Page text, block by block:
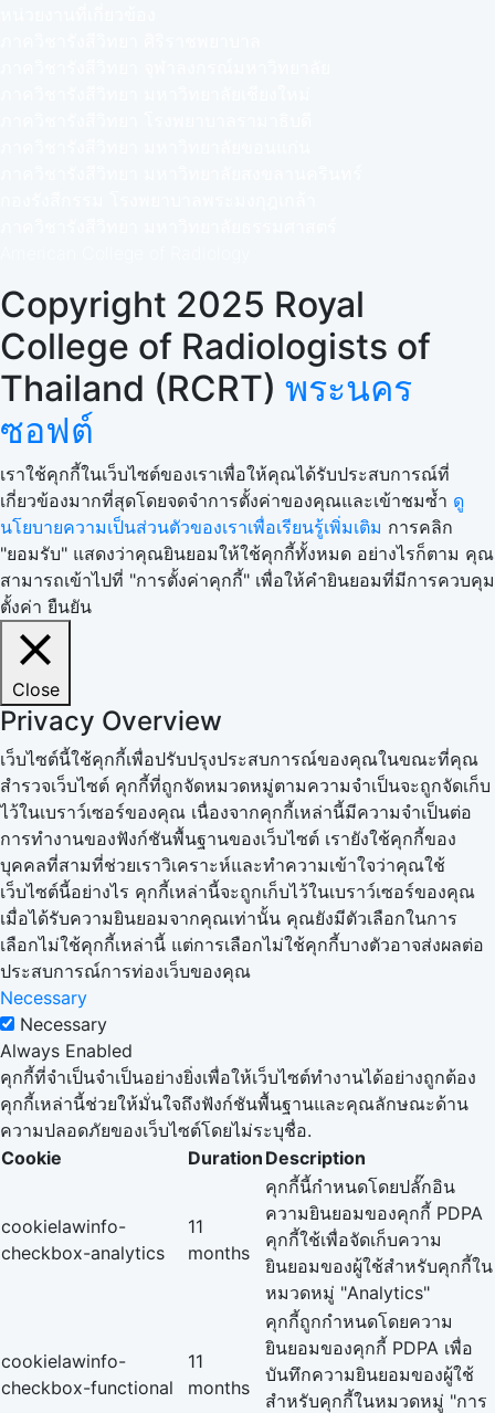
Copyright 2025 Royal
College of Radiologists of
Thailand (RCRT) พระนคร
ซอฟต์
เราใช้คุกกี้ในเว็บไซต์ของเราเพื่อให้คุณได้รับประสบการณ์ที่
เกี่ยวข้องมากที่สุดโดยจดจำการตั้งค่าของคุณและเข้าชมซ้ำ ดู
นโยบายความเป็นส่วนตัวของเราเพื่อเรียนรู้เพิ่มเติม การคลิก
"ยอมรับ" แสดงว่าคุณยินยอมให้ใช้คุกกี้ทั้งหมด อย่างไรก็ตาม คุณ
สามารถเข้าไปที่ "การตั้งค่าคุกกี้" เพื่อให้คำยินยอมที่มีการควบคุม
ตั้งค่า ยืนยัน
Close
Privacy Overview
เว็บไซต์นี้ใช้คุกกี้เพื่อปรับปรุงประสบการณ์ของคุณในขณะที่คุณ
สำรวจเว็บไซต์ คุกกี้ที่ถูกจัดหมวดหมู่ตามความจำเป็นจะถูกจัดเก็บ
ไว้ในเบราว์เซอร์ของคุณ เนื่องจากคุกกี้เหล่านี้มีความจำเป็นต่อ
การทำงานของฟังก์ชันพื้นฐานของเว็บไซต์ เรายังใช้คุกกี้ของ
บุคคลที่สามที่ช่วยเราวิเคราะห์และทำความเข้าใจว่าคุณใช้
เว็บไซต์นี้อย่างไร คุกกี้เหล่านี้จะถูกเก็บไว้ในเบราว์เซอร์ของคุณ
เมื่อได้รับความยินยอมจากคุณเท่านั้น คุณยังมีตัวเลือกในการ
เลือกไม่ใช้คุกกี้เหล่านี้ แต่การเลือกไม่ใช้คุกกี้บางตัวอาจส่งผลต่อ
ประสบการณ์การท่องเว็บของคุณ
Necessary
Necessary
Always Enabled
คุกกี้ที่จำเป็นจำเป็นอย่างยิ่งเพื่อให้เว็บไซต์ทำงานได้อย่างถูกต้อง
คุกกี้เหล่านี้ช่วยให้มั่นใจถึงฟังก์ชันพื้นฐานและคุณลักษณะด้าน
ความปลอดภัยของเว็บไซต์โดยไม่ระบุชื่อ.
Cookie
Duration Description
cookielawinfo-
checkbox-analytics
11
months
คุกกี้นี้กำหนดโดยปลั๊กอิน
ความยินยอมของคุกกี้ PDPA
คุกกี้ใช้เพื่อจัดเก็บความ
ยินยอมของผู้ใช้สำหรับคุกกี้ใน
หมวดหมู่ "Analytics"
cookielawinfo-
checkbox-functional
11
months
คุกกี้ถูกกำหนดโดยความ
ยินยอมของคุกกี้ PDPA เพื่อ
บันทึกความยินยอมของผู้ใช้
สำหรับคุกกี้ในหมวดหมู่ "การ